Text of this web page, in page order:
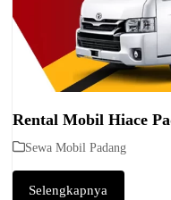
Rental Mobil Hiace
Sewa Mobil Padang
Selengkapnya